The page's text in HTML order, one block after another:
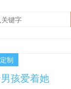
制
孩爱着她